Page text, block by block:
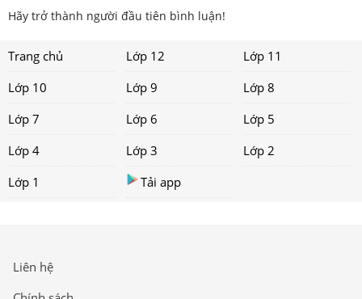
Hãy trở thành người đầu tiên bình luận!
Trang chủ Lớp 12
Lớp 11
Lớp 10
Lớp 9
Lớp 8
Lớp 7
Lớp 6
Lớp 5
Lớp 4
Lớp 3
Lớp 2
Lớp 1
Tải app
Liên hệ